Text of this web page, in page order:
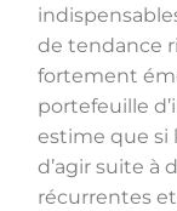
de tendance
fortement
portefeuille
estime que si
d’agir suite à
récurrentes